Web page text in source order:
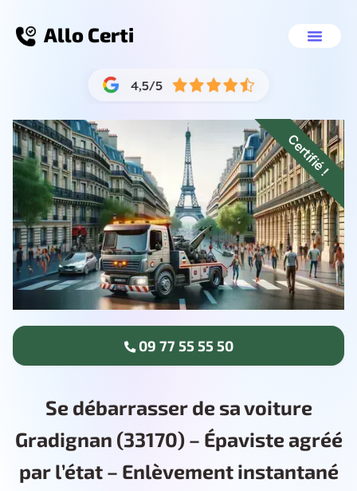
Allo Certi
Se débarrasser de sa voiture
Gradignan (33170) – Épaviste agréé
par l’état – Enlèvement instantané
Certifié !
09 77 55 55 50